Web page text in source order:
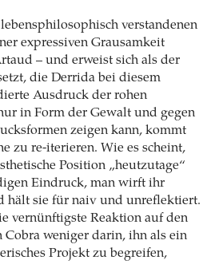
verstandenen
expressiven Grausamkeit
– und erweist sich als der
die Derrida bei diesem
Ausdruck der rohen
in Form der Gewalt und gegen
zeigen kann, kommt
zu re-iterieren. Wie es scheint,
Position „heutzutage“
Eindruck, man wirft ihr
hält sie für naiv und unreflektiert.
vernünftigste Reaktion auf den
weniger darin, ihn als ein
Projekt zu begreifen,